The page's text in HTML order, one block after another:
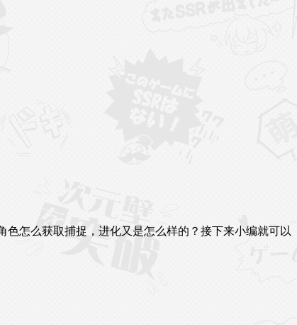
怎么获取捕捉，进化又是怎么样的？接下来小编就可以